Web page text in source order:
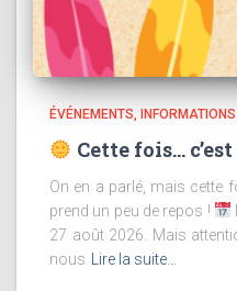
ÉVÉNEMENTS INFORMATIONS
Cette fois…
On en a parlé, mais cette
prend un peu de repos !
27 août 2026. Mais
nous
Lire la suite…